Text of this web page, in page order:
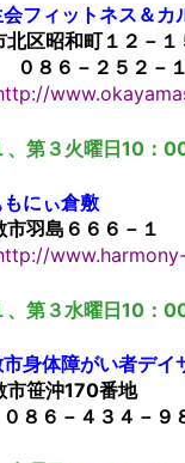
フィットネス＆カ
北区昭和町１２－１
８６－２５２－
、第３火曜日10：
にぃ倉敷
市羽島６６６－１
、第３水曜日10：
身体障がい者デイ
笹沖170番地
６－４３４－９